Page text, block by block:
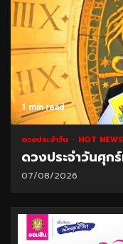
1 min read
ดวงประจำวัน HOT NEWS
ดวงประจำวันศุ
07/08/2026